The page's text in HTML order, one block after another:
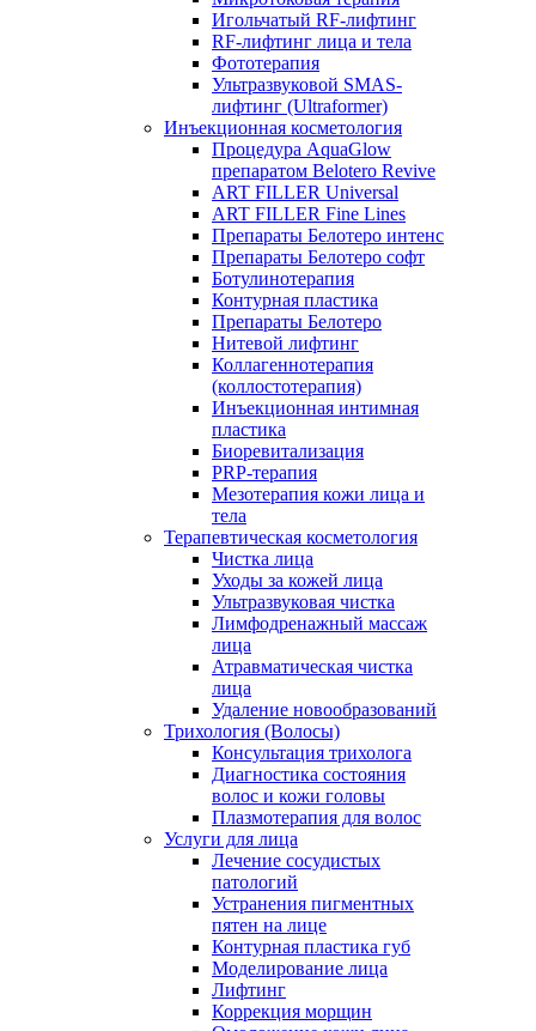
Игольчатый RF-лифтинг
RF-лифтинг лица и тела
Фототерапия
Ультразвуковой SMAS-
лифтинг (Ultraformer)
Инъекционная косметология
Процедура AquaGlow
препаратом Belotero Revive
ART FILLER Universal
ART FILLER Fine Lines
Препараты Белотеро интенс
Препараты Белотеро софт
Ботулинотерапия
Контурная пластика
Препараты Белотеро
Нитевой лифтинг
Коллагеннотерапия
(коллостотерапия)
Инъекционная интимная
пластика
Биоревитализация
PRP-терапия
Мезотерапия кожи лица и
тела
Терапевтическая косметология
Чистка лица
Уходы за кожей лица
Ультразвуковая чистка
Лимфодренажный массаж
лица
Атравматическая чистка
лица
Удаление новообразований
Трихология (Волосы)
Консультация трихолога
Диагностика состояния
волос и кожи головы
Плазмотерапия для волос
Услуги для лица
Лечение сосудистых
патологий
Устранения пигментных
пятен на лице
Контурная пластика губ
Моделирование лица
Лифтинг
Коррекция морщин